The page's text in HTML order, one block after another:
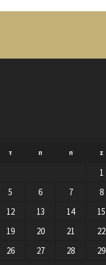
Τ Π Π Σ
1
5 6 7 8
12 13 14 15
19 20 21 22
26 27 28 29